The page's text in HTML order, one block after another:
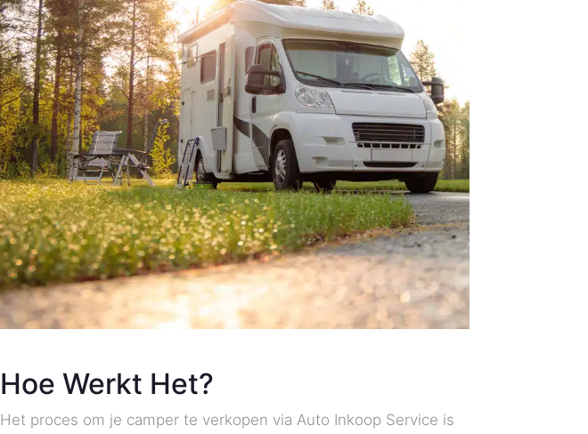
Hoe Werkt Het?
Het proces om je camper te verkopen via Auto Inkoop Service is